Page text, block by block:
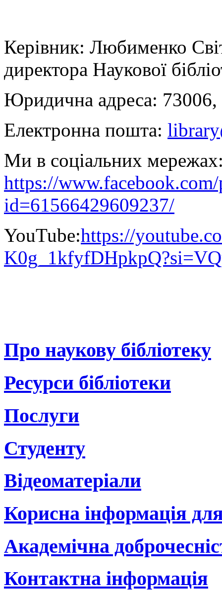
Керівник: Любименко
директора Наукової
Юридична адреса: 73006,
Електронна пошта:
Ми в соціальних
https://
id=61566429609237/
YouTube:https://
Про наукову бібліотеку
Ресурси бібліотеки
Послуги
Студенту
Відеоматеріали
Корисна інформація
Академічна
Контактна інформація